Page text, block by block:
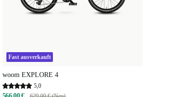
Fast ausverkauft
woom EXPLORE 4
5,0